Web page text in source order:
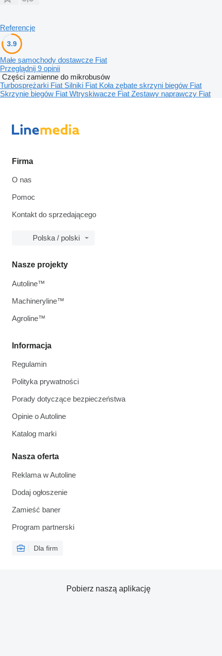
Referencje
3.9
Małe samochody dostawcze Fiat
Przeglądnij 9 opinii
Części zamienne do mikrobusów
Turbosprężarki Fiat Silniki Fiat Koła zębate skrzyni biegów Fiat
Skrzynie biegów Fiat Wtryskiwacze Fiat Zestawy naprawczy Fiat
Firma
O nas
Pomoc
Kontakt do sprzedającego
Polska / polski
Informacja
Regulamin
Polityka prywatności
Porady dotyczące bezpieczeństwa
Opinie o Autoline
Katalog marki
Nasza oferta
Reklama w Autoline
Dodaj ogłoszenie
Zamieść baner
Program partnerski
Dla firm
Nasze projekty
Autoline™
Machineryline™
Agroline™
Pobierz naszą aplikację